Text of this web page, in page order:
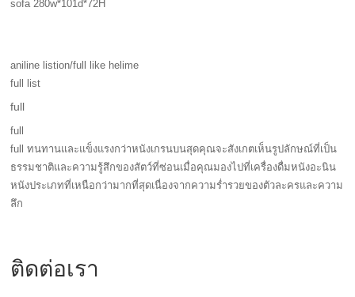
sofa 280w*101d*72H
aniline listion/full like helime
full list
full
full
full ทนทานและแข็งแรงกว่าหนังเกรนบนสุดคุณจะสังเกตเห็นรูปลักษณ์ที่เป็น
ธรรมชาติและความรู้สึกของสัตว์ที่ซ่อนเมื่อคุณมองไปที่เครื่องดื่มหนังอะนิน
หนังประเภทที่เหนือกว่ามากที่สุดเนื่องจากความร่ำรวยของตัวละครและความ
ลึก
ติดต่อเรา